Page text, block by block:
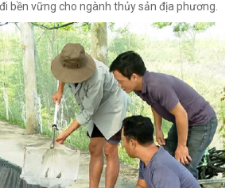
bền vững cho ngành thủy sản địa phương.